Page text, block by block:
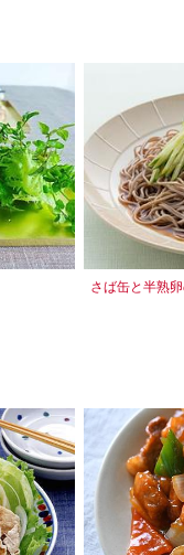
さば缶と半熟